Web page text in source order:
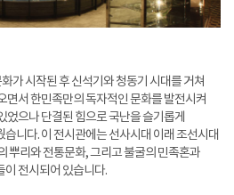
가 시작된 후 신석기와 청동기 시대를 거쳐
면서 한민족만의 독자적인 문화를 발전시켜
었으나 단결된 힘으로 국난을 슬기롭게
니다. 이 전시관에는 선사시대 이래 조선시대
뿌리와 전통문화, 그리고 불굴의 민족혼과
이 전시되어 있습니다.